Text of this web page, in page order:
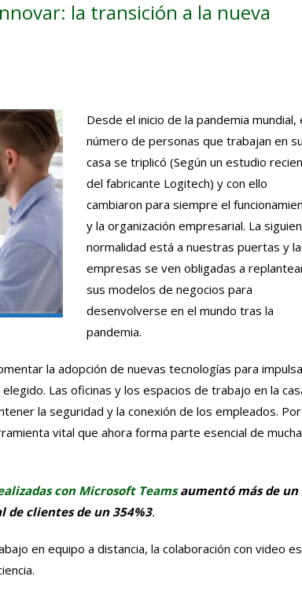
la transición a la nueva
Desde el inicio de la pandemia mundial,
número de personas que trabajan en
casa se triplicó (Según un estudio
del fabricante Logitech) y con ello
cambiaron para siempre el
y la organización empresarial. La
normalidad está a nuestras puertas y
empresas se ven obligadas a
sus modelos de negocios para
desenvolverse en el mundo tras la
pandemia.
la adopción de nuevas tecnologías para
Las oficinas y los espacios de trabajo en la
la seguridad y la conexión de los empleados. Por
vital que ahora forma parte esencial de
con Microsoft Teamsaumentó más de un
de clientes de un 354%3.
en equipo a distancia, la colaboración con video es